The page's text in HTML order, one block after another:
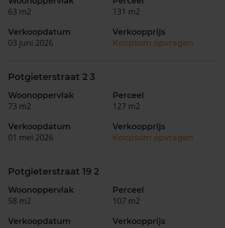
63 m2 131 m2
Verkoopdatum
03 juni 2026
Verkoopprijs
Koopsom opvragen
Potgieterstraat 2 3
Woonoppervlak
73 m2
Perceel
127 m2
Verkoopdatum
01 mei 2026
Verkoopprijs
Koopsom opvragen
Potgieterstraat 19 2
Woonoppervlak
58 m2
Perceel
107 m2
Verkoopdatum
Verkoopprijs